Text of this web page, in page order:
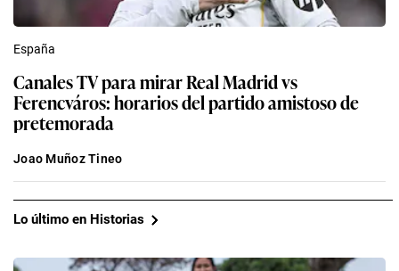
España
Canales TV para mirar Real Madrid vs
Ferencváros: horarios del partido amistoso de
pretemorada
Joao Muñoz Tineo
Lo último en Historias